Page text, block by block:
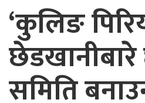
‘कुलिङ
समिति